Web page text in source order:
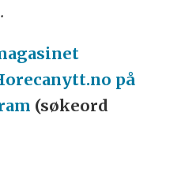
på
(søkeord